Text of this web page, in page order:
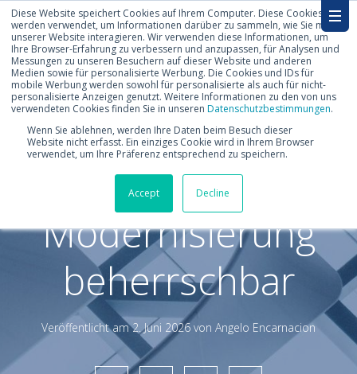
Diese Website speichert Cookies auf Ihrem Computer. Diese Cookies
werden verwendet, um Informationen darüber zu sammeln, wie Sie mit
unserer Website interagieren. Wir verwenden diese Informationen, um
Ihre Browser-Erfahrung zu verbessern und anzupassen, für Analysen und
Messungen zu unseren Besuchern auf dieser Website und anderen
Medien sowie für personalisierte Werbung. Die Cookies und IDs für
mobile Werbung werden sowohl für personalisierte als auch für nicht-
personalisierte Anzeigen genutzt. Weitere Informationen zu den von uns
verwendeten Cookies finden Sie in unseren Datenschutzbestimmungen.
Wenn Sie ablehnen, werden Ihre Daten beim Besuch dieser
Website nicht erfasst. Ein einziges Cookie wird in Ihrem Browser
verwendet, um Ihre Präferenz entsprechend zu speichern.
Accept Decline
SAP S/4HANA: So
wird die ERP-
Modernisierung
beherrschbar
Veröffentlicht am2. Juni 2026 von Angelo Encarnacion